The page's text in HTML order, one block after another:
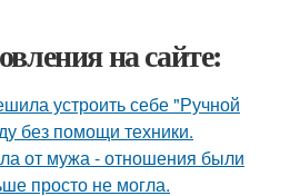
на сайте:
устроить себе "Ручной
без помощи техники.
от мужа - отношения были
просто не могла.